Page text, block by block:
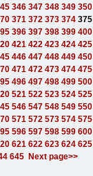
346 347 348 349 350
371 372 373 374 375
396 397 398 399 400
421 422 423 424 425
446 447 448 449 450
471 472 473 474 475
496 497 498 499 500
521 522 523 524 525
546 547 548 549 550
571 572 573 574 575
596 597 598 599 600
621 622 623 624 625
645 Next page>>